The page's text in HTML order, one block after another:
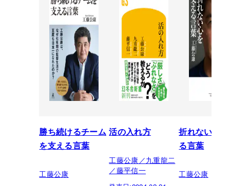
勝ち続けるチーム
を支える言葉
工藤公康
活の入れ方
工藤公康／九重龍二
／藤平信一
折れない心
る言葉
工藤公康